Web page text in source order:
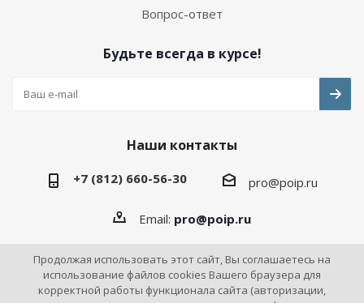
Вопрос-ответ
Будьте всегда в курсе!
Наши контакты
+7 (812) 660-56-30 pro@poip.ru
Email: pro@poip.ru
Продолжая использовать этот сайт, Вы соглашаетесь на
использование файлов cookies Вашего браузера для
корректной работы функционала сайта (авторизации,